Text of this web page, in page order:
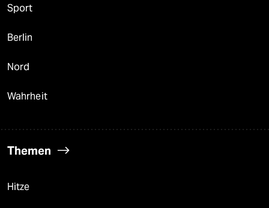
Sport
Berlin
Nord
Wahrheit
Themen
Hitze